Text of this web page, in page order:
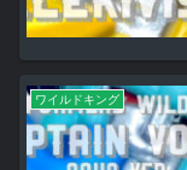
ワイルドキング